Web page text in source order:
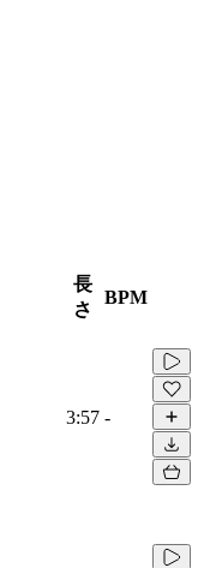
長
さ
BPM
3:57 -